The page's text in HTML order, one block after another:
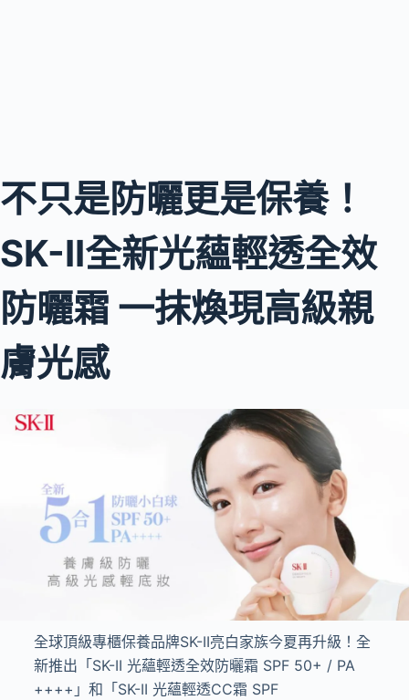
不只是防曬更是保養！
SK-II全新光蘊輕透全效
防曬霜 一抹煥現高級親
膚光感
全球頂級專櫃保養品牌SK-II亮白家族今夏再升級！全
新推出「 SK-II 光蘊輕透全效防曬霜 SPF 50+ / PA
++++ 」和「 SK-II 光蘊輕透CC霜 SPF